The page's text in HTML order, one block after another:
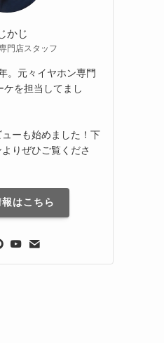
かじ
門店スタッフ
。元々イヤホン専門
ケを担当してまし
ーも始めました！下
りぜひご覧くださ
はこちら